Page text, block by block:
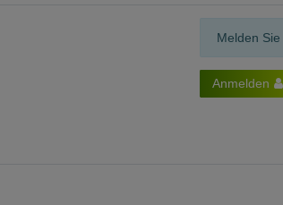
Melden
Anmelden